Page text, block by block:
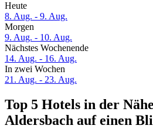
Heute
8. Aug. - 9. Aug.
Morgen
9. Aug. - 10. Aug.
Nächstes Wochenende
14. Aug. - 16. Aug.
In zwei Wochen
21. Aug. - 23. Aug.
Top 5 Hotels in der
Aldersbach auf einen